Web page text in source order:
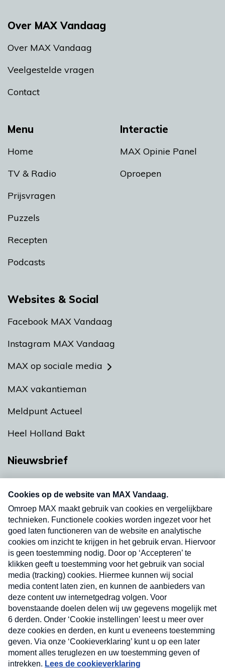
Menu
Home
TV & Radio
Prijsvragen
Puzzels
Recepten
Podcasts
Interactie
MAX Opinie Panel
Oproepen
Over MAX Vandaag
Over MAX Vandaag
Veelgestelde vragen
Contact
Websites & Social
Facebook MAX Vandaag
Instagram MAX Vandaag
MAX op sociale media
MAX vakantieman
Meldpunt Actueel
Heel Holland Bakt
Nieuwsbrief
nieuwsbrief. Elke vrijdag- en dinsdagochtend in
uw mailbox.
Verzend
Nieuwsbrief
Neem hier een gratis abonnement op onze
nieuwsbrief. Elke vrijdag- en dinsdagochtend in uw